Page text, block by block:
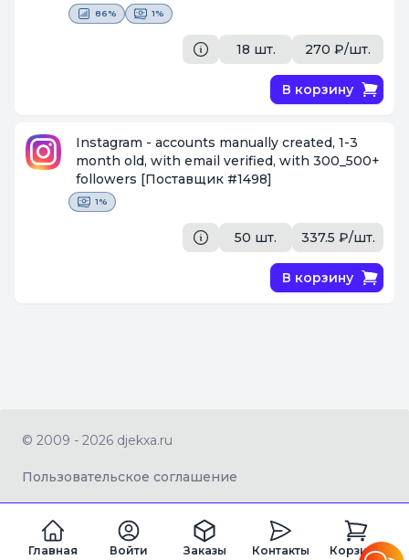
86% 1%
18 шт. 270 ₽/шт.
В корзину
Instagram - accounts manually created, 1-3
month old, with email verified, with 300_500+
followers [Поставщик #1498]
1%
50 шт. 337.5 ₽/шт.
В корзину
Главная Войти Заказы Контакты Корзина
© 2009 - 2026 djekxa.ru
Пользовательское соглашение